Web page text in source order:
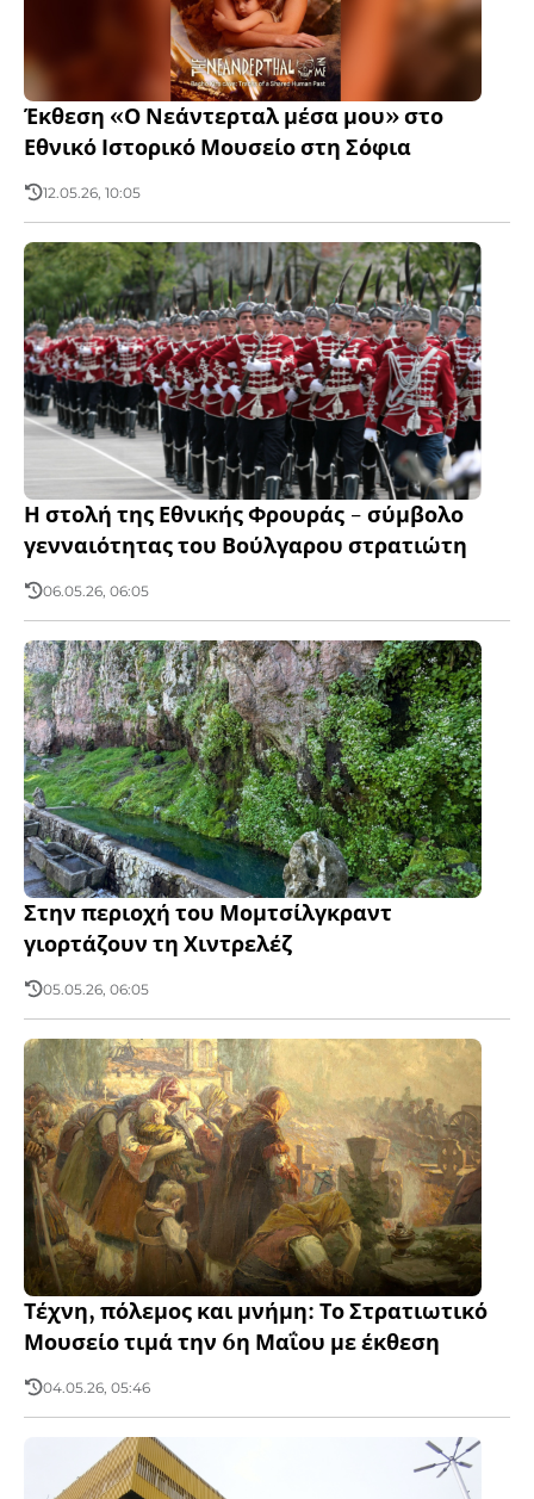
Έκθεση «Ο Νεάντερταλ μέσα μου» στο
Εθνικό Ιστορικό Μουσείο στη Σόφια
12.05.26, 10:05
Η στολή της Εθνικής Φρουράς - σύμβολο
γενναιότητας του Βούλγαρου στρατιώτη
06.05.26, 06:05
Στην περιοχή του Μομτσίλγκραντ
γιορτάζουν τη Χιντρελέζ
05.05.26, 06:05
Τέχνη, πόλεμος και μνήμη: Το Στρατιωτικό
Μουσείο τιμά την 6η Μαΐου με έκθεση
04.05.26, 05:46